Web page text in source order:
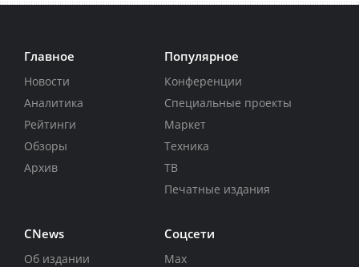
Главное
Новости
Аналитика
Рейтинги
Обзоры
Архив
Популярное
Конференции
Специальные проекты
Маркет
Техника
ТВ
Печатные издания
CNews
Об издании
Соцсети
Max